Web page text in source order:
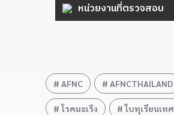
หน่วยงานที่ตรวจสอบ
AFNC AFNCTHAILAND
โรคมะเร็ง ใบทุเรียนเทศ